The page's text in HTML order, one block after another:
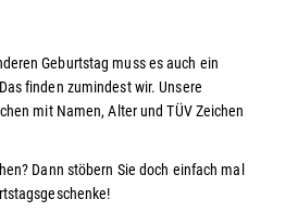
Geburtstag muss es auch ein
finden zumindest wir. Unsere
mit Namen, Alter und TÜV Zeichen
Dann stöbern Sie doch einfach mal